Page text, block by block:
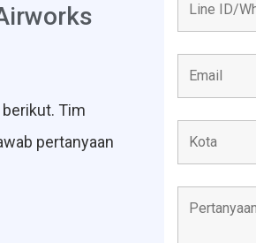
Tim
pertanyaan